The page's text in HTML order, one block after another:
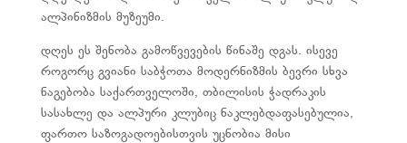
ალპინიზმის მუზეუმი.
დღეს ეს შენობა გამოწვევების წინაშე დგას. ისევე
როგორც გვიანი საბჭოთა მოდერნიზმის ბევრი სხვა
ნაგებობა საქართველოში, თბილისის ჭადრაკის
სასახლე და ალპური კლუბიც ნაკლებდაფასებულია,
ფართო საზოგადოებისთვის უცნობია მისი